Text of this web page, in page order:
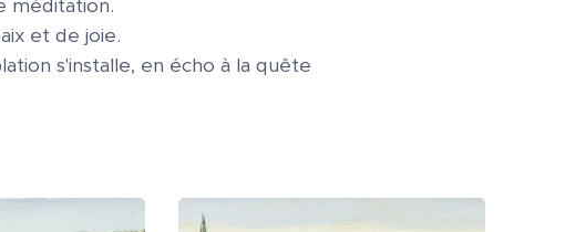
méditation.
et de joie.
s'installe, en écho à la quête